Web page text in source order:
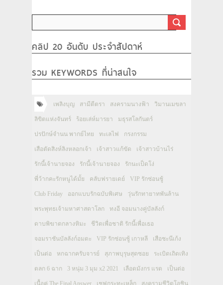
คลิป 20 อันดับ ประจำสัปดาห์
รวม KEYWORDS ที่น่าสนใจ
เพลิงบุญ สามีตีตรา สงครามนางฟ้า วิมานเมขลา
ลิขิตแห่งจันทร์ ร้อยเล่ห์มารยา มธุรสโลกันตร์
ปรปักษ์จำนน พากย์ไทย ทะเลไฟ กรงกรรม
เสือตัดสิงห์ลิงหลอกเจ้า เจ้าสาวแก้ขัด เจ้าสาวบ้านไร่
รักนี้เจ้านายจอง รักนี้เจ้านายจอง รักนะเป็ดโง่
พี่ว้ากคะรักหนูได้มั้ย คลับฟรายเดย์ VIP รักซ่อนชู้
Club Friday ออกแบบรักฉบับพิเศษ วุ่นรักทายาทพันล้าน
พระพุทธเจ้ามหาศาสดาโลก ทงอี จอมนางคู่บัลลังก์
ดาบพิฆาตกลางหิมะ ชีวิตเพื่อชาติ รักนี้เพื่อเธอ
จอมราชันบัลลังก์อมตะ VIP รักซ่อนชู้ เกาหลี เสือชะนีเก้ง
เป็นต่อ หกฉากครับจารย์ สุภาพบุรุษสุดซอย ระเบิดเถิดเทิง
ตลก 6 ฉาก 3 หนุ่ม 3 มุม x2 2021 เลือดมังกร แรด เป็นต่อ
เนื้อคู่ The Final Answer เชฟกระทะเหล็ก สงครามชีวิตโอชิน